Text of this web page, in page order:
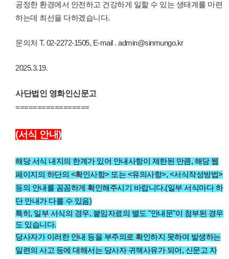
공정한 환경에서 안전하고 건강하게 일할 수 있는 생태계를 마련
하는데 최선을 다하겠습니다.
문의처 T. 02-2272-1505, E-mail . admin@sinmungo.kr
2025.3.19.
사단법인 영화인신문고
=================
(서식 안내)
해당 서식 내지의 한계가 있어 안내사항이 제한된 만큼, 해당 웹
페이지의 하단의 <확인사항> 또는 <유의사항>, <서식작성방법>
등의 안내를 꼼꼼하게 확인해주시기 바랍니다.(일부 서식마다 하
단 안내가 다를 수 있음)
특히, 일부 서식의 경우, 붙임자료의 별도 "안내문"이 첨부된 경우
도 있습니다.
당사자가 이러한 안내 등을 부주의로 확인하지 못하여 발생하는
일련의 사고 등에 대해서는 당사자 귀책사유가 되어, 신문고 자